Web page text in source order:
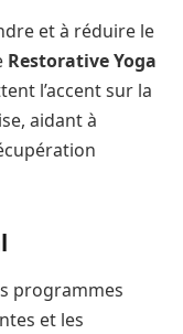
et à réduire le
Restorative Yoga
l’accent sur la
aidant à
programmes
et les